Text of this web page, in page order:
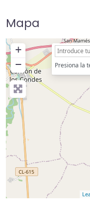
Mapa
+
−
Presiona la